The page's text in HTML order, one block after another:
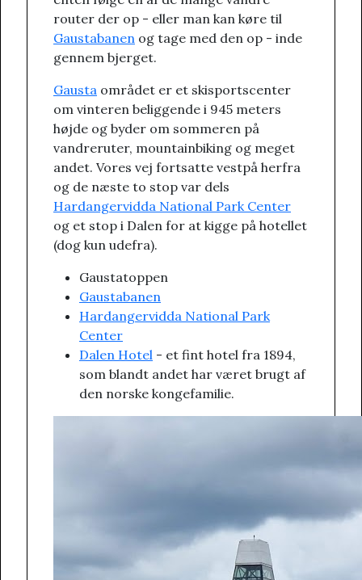
router der op - eller man kan køre til
Gaustabanen og tage med den op - inde
gennem bjerget.
Gausta området er et skisportscenter
om vinteren beliggende i 945 meters
højde og byder om sommeren på
vandreruter, mountainbiking og meget
andet. Vores vej fortsatte vestpå herfra
og de næste to stop var dels
Hardangervidda National Park Center
og et stop i Dalen for at kigge på hotellet
(dog kun udefra).
Gaustatoppen
Gaustabanen
Hardangervidda National Park
Center
Dalen Hotel - et fint hotel fra 1894,
som blandt andet har været brugt af
den norske kongefamilie.